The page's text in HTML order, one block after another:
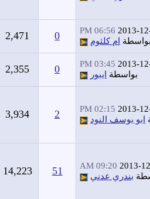
2013-
06:56 PM
ام كلثوم 0
2,471
2013-
03:45 PM
بواسطة
ايبور 0
2,355
2013-
02:15 PM
ابو يوسف النود 2
3,934
2013-
09:20 AM
بندري عدني 51
14,223